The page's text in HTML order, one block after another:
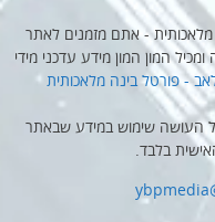
- אתם מזמנים לאתר
המון המון מידע עדכני מידי
- פורטל בינה מלאכותית
העושה שימוש במידע שבאתר
בלבד.